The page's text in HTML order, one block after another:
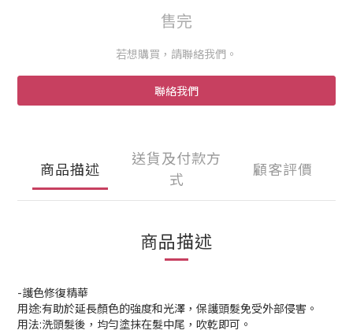
售完
若想購買，請聯絡我們。
聯絡我們
商品描述
送貨及付款方
式
顧客評價
商品描述
-護色修復精華
用途:有助於延長顏色的強度和光澤，保護頭髮免受外部侵害。
用法:洗頭髮後，均勻塗抹在髮中尾，吹乾即可。